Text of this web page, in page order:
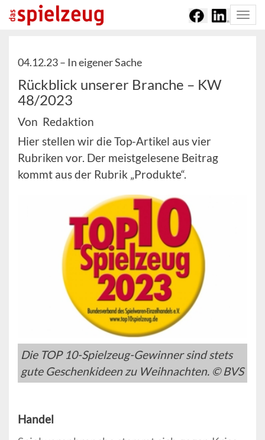
04.12.23 – In eigener Sache
Rückblick unserer Branche – KW
48/2023
Von Redaktion
Hier stellen wir die Top-Artikel aus vier
Rubriken vor. Der meistgelesene Beitrag
kommt aus der Rubrik „Produkte“.
Die TOP 10-Spielzeug-Gewinner sind stets
gute Geschenkideen zu Weihnachten. © BVS
Handel